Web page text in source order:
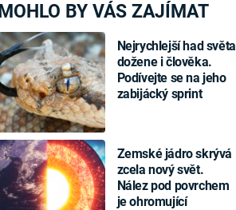
MOHLO BY VÁS ZAJÍMAT
Nejrychlejší had světa
dožene i člověka.
Podívejte se na jeho
zabijácký sprint
Zemské jádro skrývá
zcela nový svět.
Nález pod povrchem
je ohromující